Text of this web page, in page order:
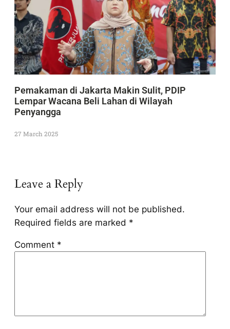
Pemakaman di Jakarta Makin Sulit, PDIP
Lempar Wacana Beli Lahan di Wilayah
Penyangga
27 March 2025
Leave a Reply
Your email address will not be published.
Required fields are marked *
Comment *